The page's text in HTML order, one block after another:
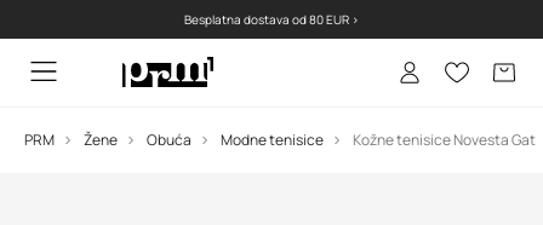
Besplatna dostava od 80 EUR >
PRM Žene Obuća Modne tenisice Kožne tenisice Novesta Gat